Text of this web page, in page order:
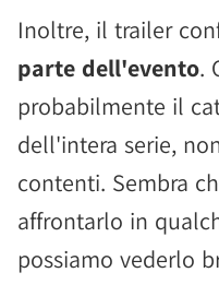
Inoltre, il trailer
parte dell'evento.
probabilmente il
dell'intera serie,
contenti. Sembra
affrontarlo in
possiamo vederlo